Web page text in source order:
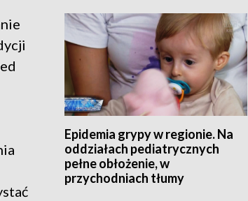
Epidemia grypy w regionie. Na
oddziałach pediatrycznych
pełne obłożenie, w
przychodniach tłumy